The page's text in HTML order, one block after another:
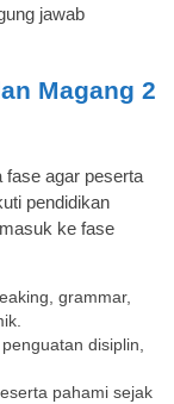
jawab
Magang 2
fase agar peserta
pendidikan
ke fase
grammar,
disiplin,
pahami sejak